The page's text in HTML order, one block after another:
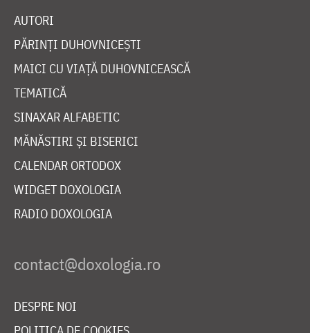
AUTORI
PĂRINȚI DUHOVNICEȘTI
MAICI CU VIAȚĂ DUHOVNICEASCĂ
TEMATICĂ
SINAXAR ALFABETIC
MĂNĂSTIRI ȘI BISERICI
CALENDAR ORTODOX
WIDGET DOXOLOGIA
RADIO DOXOLOGIA
DESPRE NOI